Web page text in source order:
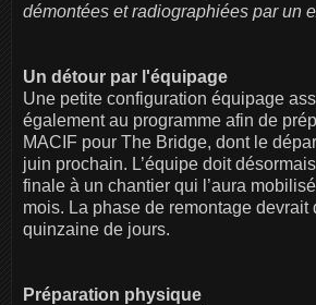
démontées et radiographiées par un
Un détour par l'équipage
Une petite configuration équipage
également au programme afin de
MACIF pour The Bridge, dont le
juin prochain. L’équipe doit
finale à un chantier qui l’aura
mois. La phase de remontage devrait
quinzaine de jours.
Préparation physique